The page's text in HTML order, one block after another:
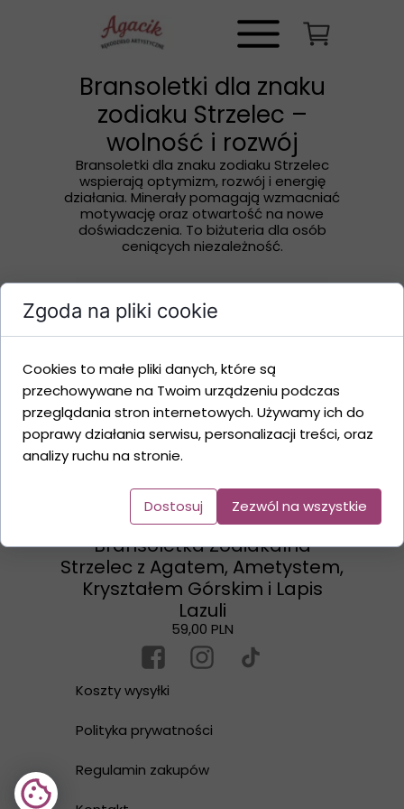
Bransoletka Zodiakalna
Strzelec z Agatem, Ametystem,
Kryształem Górskim i Lapis
Lazuli
59,00 PLN
Bransoletki dla znaku
zodiaku Strzelec –
wolność i rozwój
Bransoletki dla znaku zodiaku Strzelec
wspierają optymizm, rozwój i energię
działania. Minerały pomagają wzmacniać
motywację oraz otwartość na nowe
doświadczenia. To biżuteria dla osób
ceniących niezależność.
Koszty wysyłki
Polityka prywatności
Regulamin zakupów
Zgoda na pliki cookie
Cookies to małe pliki danych, które są
przechowywane na Twoim urządzeniu podczas
przeglądania stron internetowych. Używamy ich do
poprawy działania serwisu, personalizacji treści, oraz
analizy ruchu na stronie.
Dostosuj Zezwól na wszystkie